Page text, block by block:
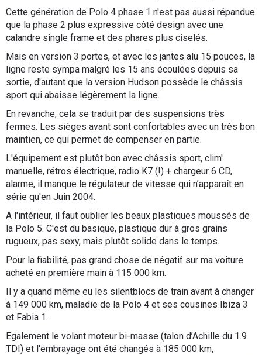
Cette génération de Polo 4 phase 1 n'est pas aussi répandue
que la phase 2 plus expressive côté design avec une
calandre single frame et des phares plus ciselés.
Mais en version 3 portes, et avec les jantes alu 15 pouces, la
ligne reste sympa malgré les 15 ans écoulées depuis sa
sortie, d'autant que la version Hudson possède le châssis
sport qui abaisse légèrement la ligne.
En revanche, cela se traduit par des suspensions très
fermes. Les sièges avant sont confortables avec un très bon
maintien, ce qui permet de compenser en partie.
L'équipement est plutôt bon avec châssis sport, clim'
manuelle, rétros électrique, radio K7 (!) + chargeur 6 CD,
alarme, il manque le régulateur de vitesse qui n’apparaît en
série qu'en Juin 2004.
A l'intérieur, il faut oublier les beaux plastiques moussés de
la Polo 5. C'est du basique, plastique dur à gros grains
rugueux, pas sexy, mais plutôt solide dans le temps.
Pour la fiabilité, pas grand chose de négatif sur ma voiture
acheté en première main à 115 000 km.
Il y a quand même eu les silentblocs de train avant à changer
à 149 000 km, maladie de la Polo 4 et ses cousines Ibiza 3
et Fabia 1.
Egalement le volant moteur bi-masse (talon d’Achille du 1.9
TDI) et l'embrayage ont été changés à 185 000 km,